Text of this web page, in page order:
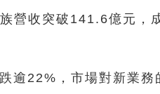
營收突破141.6億元，
逾22%，市場對新業務